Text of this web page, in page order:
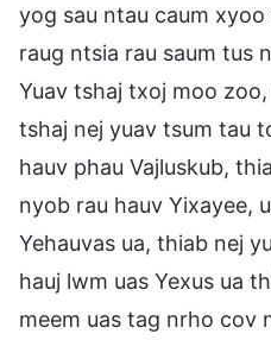
yog sau ntau caum
raug ntsia rau saum tus
Yuav tshaj txoj moo
tshaj nej yuav tsum tau
hauv phau Vajluskub,
nyob rau hauv Yixayee,
Yehauvas ua, thiab nej
hauj lwm uas Yexus ua
meem uas tag nrho cov